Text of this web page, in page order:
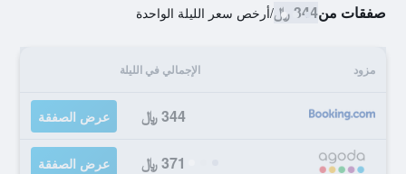
صفقات من344 ﷼ /أرخص سعر الليلة الواحدة
مزود الإجمالي في الليلة
344 ﷼ عرض الصفقة
371 ﷼ عرض الصفقة